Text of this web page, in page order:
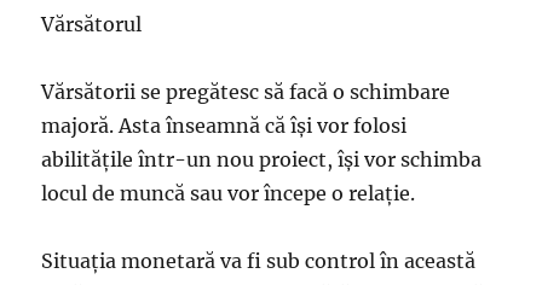
Vărsătorul
Vărsătorii se pregătesc să facă o schimbare
majoră. Asta înseamnă că îşi vor folosi
abilităţile într-un nou proiect, îşi vor schimba
locul de muncă sau vor începe o relaţie.
Situaţia monetară va fi sub control în această